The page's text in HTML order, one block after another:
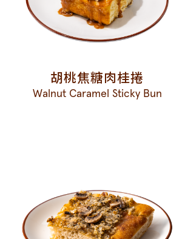
胡桃焦糖肉桂捲
Walnut Caramel Sticky Bun